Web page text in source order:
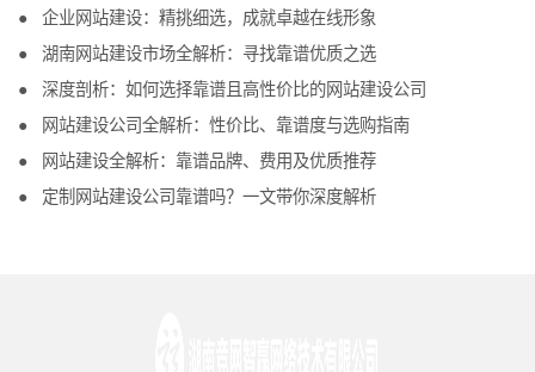
企业网站建设：精挑细选，成就卓越在线形象
湖南网站建设市场全解析：寻找靠谱优质之选
深度剖析：如何选择靠谱且高性价比的网站建设公司
网站建设公司全解析：性价比、靠谱度与选购指南
网站建设全解析：靠谱品牌、费用及优质推荐
定制网站建设公司靠谱吗？一文带你深度解析